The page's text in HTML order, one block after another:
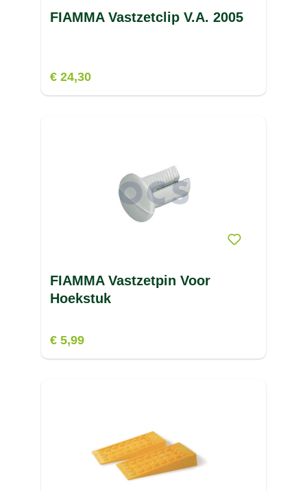
FIAMMA Vastzetclip V.A. 2005
€ 24,30
FIAMMA Vastzetpin Voor
Hoekstuk
€ 5,99